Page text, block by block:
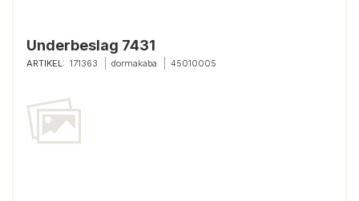
Underbeslag 7431
ARTIKEL: 171363 dormakaba 45010005